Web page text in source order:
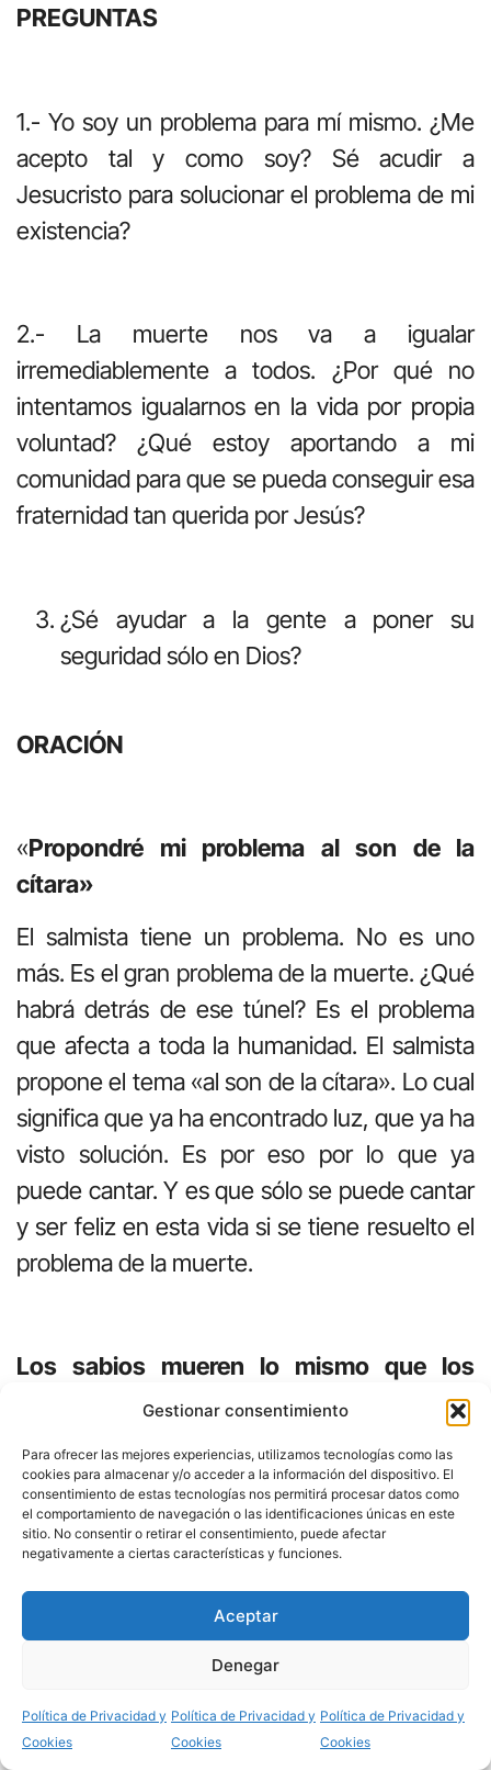
Gestionar consentimiento
Para ofrecer las mejores experiencias, utilizamos tecnologías como las
cookies para almacenar y/o acceder a la información del dispositivo. El
consentimiento de estas tecnologías nos permitirá procesar datos como
el comportamiento de navegación o las identificaciones únicas en este
sitio. No consentir o retirar el consentimiento, puede afectar
negativamente a ciertas características y funciones.
Aceptar
Denegar
Política de Privacidad y
Cookies
Política de Privacidad y
Cookies
Política de Privacidad y
Cookies
PREGUNTAS
1.- Yo soy un problema para mí mismo. ¿Me
acepto tal y como soy? Sé acudir a
Jesucristo para solucionar el problema de mi
existencia?
2.- La muerte nos va a igualar
irremediablemente a todos. ¿Por qué no
intentamos igualarnos en la vida por propia
voluntad? ¿Qué estoy aportando a mi
comunidad para que se pueda conseguir esa
fraternidad tan querida por Jesús?
¿Sé ayudar a la gente a poner su
seguridad sólo en Dios?
ORACIÓN
«Propondré mi problema al son de la
cítara»
El salmista tiene un problema. No es uno
más. Es el gran problema de la muerte. ¿Qué
habrá detrás de ese túnel? Es el problema
que afecta a toda la humanidad. El salmista
propone el tema «al son de la cítara». Lo cual
significa que ya ha encontrado luz, que ya ha
visto solución. Es por eso por lo que ya
puede cantar. Y es que sólo se puede cantar
y ser feliz en esta vida si se tiene resuelto el
problema de la muerte.
Los sabios mueren lo mismo que los
ignorantes»
La muerte a todos nos iguala. En esta vida
hay muchas injusticias y desigualdades, pero
la muerte nos mide a todos con la misma
medida. Como cae el sueño sobre nuestros
párpados así cae la muerte sobre todos
nosotros: de una manera inexorable.
nuestro corazón de las riquezas materiales,